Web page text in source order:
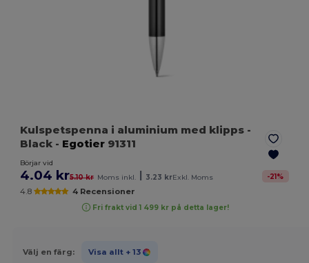
Kulspetspenna i aluminium med klipps -
Black - Egotier 91311
Börjar vid
4.04 kr5.10 kr Moms inkl. 3.23 krExkl. Moms -21%
4.8 4 Recensioner
Fri frakt vid 1 499 kr på detta lager!
Välj en färg: Visa allt + 13